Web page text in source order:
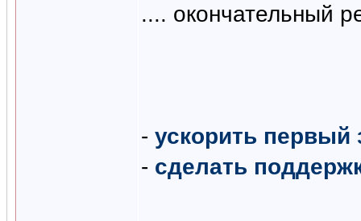
.... окончательный
- ускорить первый
- сделать